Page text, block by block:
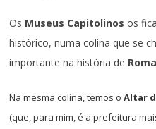
Os Museus Capitolinos os
histórico, numa colina que se
importante na história de Roma
Na mesma colina, temos oAltar
(que, para mim, é a prefeitura